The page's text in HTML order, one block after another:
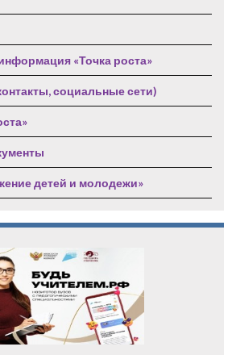
«Точка роста»
социальные сети)
детей и молодежи»